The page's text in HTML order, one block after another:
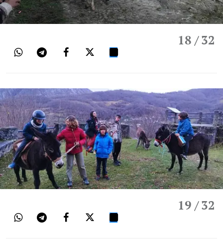
18 / 32
19 / 32